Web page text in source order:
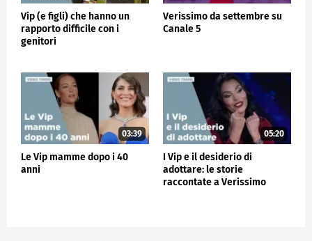
Vip (e figli) che hanno un
rapporto difficile con i
genitori
Verissimo da settembre su
Canale 5
03:39
Le Vip mamme dopo i 40
anni
05:20
I Vip e il desiderio di
adottare: le storie
raccontate a Verissimo